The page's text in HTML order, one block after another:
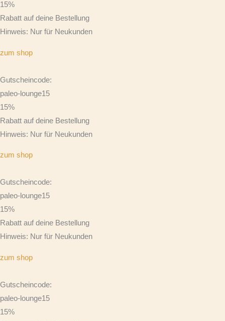
15%
Rabatt auf deine Bestellung
Hinweis: Nur für Neukunden
zum shop
Gutscheincode:
paleo-lounge15
15%
Rabatt auf deine Bestellung
Hinweis: Nur für Neukunden
zum shop
Gutscheincode:
paleo-lounge15
15%
Rabatt auf deine Bestellung
Hinweis: Nur für Neukunden
zum shop
Gutscheincode:
paleo-lounge15
15%